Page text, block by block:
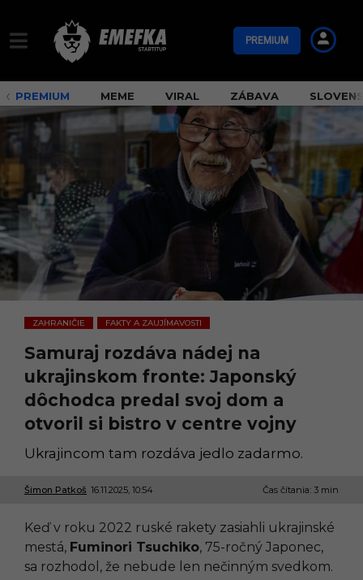
PREMIUM
PREMIUM MEME VIRAL ZÁBAVA
ZAHRANIČIE
,
FAKTY A ZAUJÍMAVOSTI
Samuraj rozdáva nádej na
ukrajinskom fronte: Japonský
dôchodca predal svoj dom a
otvoril si bistro v centre vojny
Ukrajincom tam rozdáva jedlo zadarmo.
Šimon Patkoš 16.11.2025, 10:54
1
1
1
2
Čas čítania: 3 min
Keď v roku 2022 ruské rakety zasiahli ukrajinské
mestá, Fuminori Tsuchiko, 75-ročný Japonec,
sa rozhodol, že nebude len nečinným svedkom.